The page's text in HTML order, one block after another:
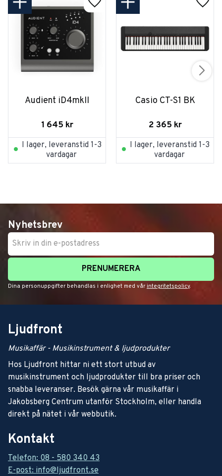
Audient iD4mkII
1 645 kr
I lager, leveranstid 1-3
vardagar
Casio CT-S1 BK
2 365 kr
I lager, leveranstid 1-3
vardagar
Nyhetsbrev
PRENUMERERA
Dina personuppgifter behandlas i enlighet med vår integritetspolicy.
Ljudfront
Musikaffär - Musikinstrument & ljudprodukter
Hos Ljudfront hittar ni ett stort utbud av
musikinstrument och ljudprodukter till bra priser och
snabba leveranser. Besök gärna vår musikaffär i
Jakobsberg Centrum utanför Stockholm, eller handla
direkt på nätet i vår webbutik.
Kontakt
Telefon: 08 - 580 340 43
E-post: info@ljudfront.se